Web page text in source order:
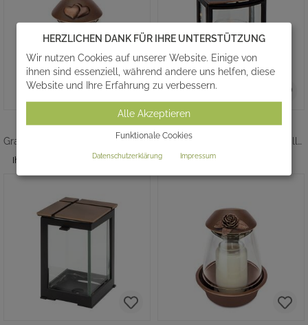
CORDA
Grablampe aus Metall - Doppelherz
Ihr Komplettpreis ab 340,00 €*
SIMARA
Stilvolle Grablampe mit Kristallglas
294,00 €
HERZLICHEN DANK FÜR IHRE UNTERSTÜTZUNG
Wir nutzen Cookies auf unserer Website. Einige von
ihnen sind essenziell, während andere uns helfen, diese
Website und Ihre Erfahrung zu verbessern.
Alle Akzeptieren
Funktionale Cookies
Datenschutzerklärung Impressum